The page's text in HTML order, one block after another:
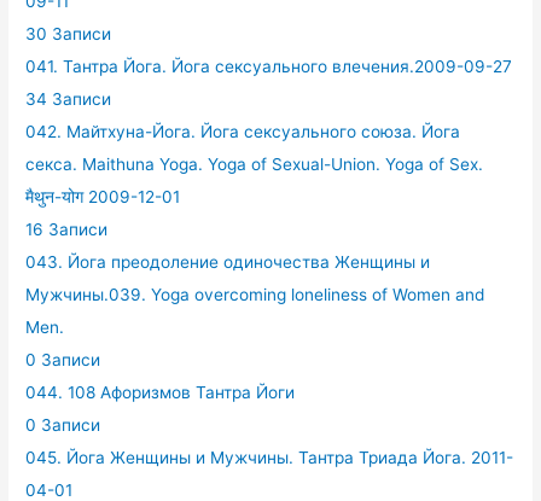
30 Записи
041. Тантра Йога. Йога сексуального влечения.2009-09-27
34 Записи
042. Майтхуна-Йога. Йога сексуального союза. Йога
секса. Maithuna Yoga. Yoga of Sexual-Union. Yoga of Sex.
मैथुन-योग 2009-12-01
16 Записи
043. Йога преодоление одиночества Женщины и
Мужчины.039. Yoga overcoming loneliness of Women and
Men.
0 Записи
044. 108 Афоризмов Тантра Йоги
0 Записи
045. Йога Женщины и Мужчины. Тантра Триада Йога. 2011-
04-01